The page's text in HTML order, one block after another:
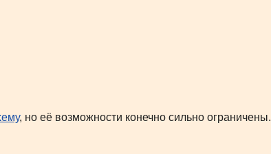
, но её возможности конечно сильно ограничены.